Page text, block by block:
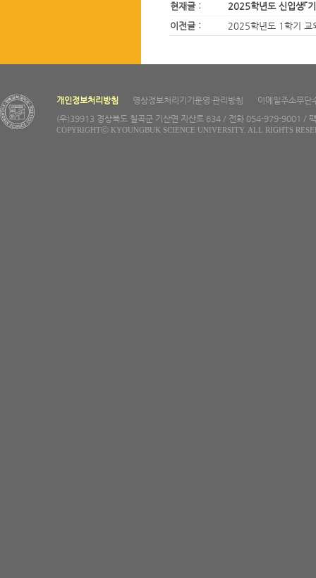
현재글 :
2025학년도 신입생「
이전글 :
2025학년도 1학기 교
개인정보처리방침 영상정보처리기기운영·관리방침
이메일주소무단
(우)39913 경상북도 칠곡군 기산면 지산로 634 / 전화 054-979-9001 /
COPYRIGHTⓒ KYOUNGBUK SCIENCE UNIVERSITY. ALL RIGHTS